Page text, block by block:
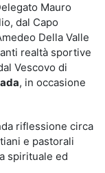
Mauro
dal Capo
Della Valle
realtà sportive
Vescovo di
, in occasione
riflessione circa
e pastorali
spirituale ed